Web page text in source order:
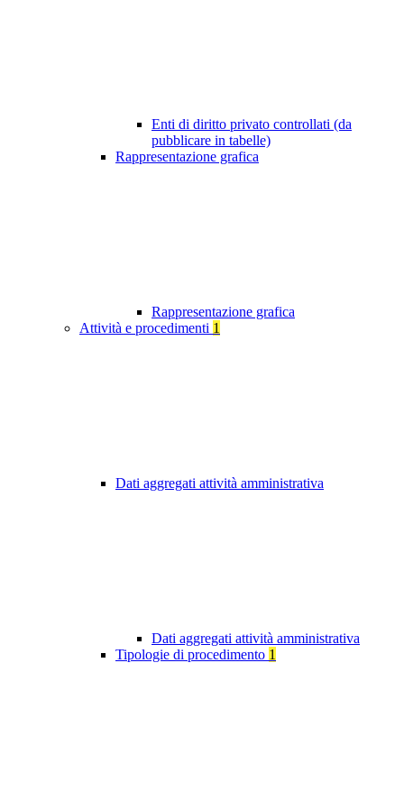
Enti di diritto privato controllati (da
pubblicare in tabelle)
Rappresentazione grafica
Rappresentazione grafica
Attività e procedimenti 1
Dati aggregati attività amministrativa
Dati aggregati attività amministrativa
Tipologie di procedimento 1